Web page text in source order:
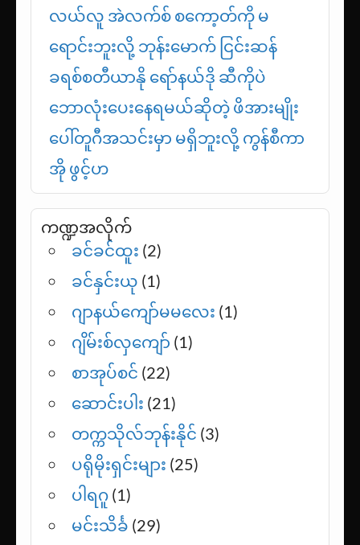
လယ်လူ အဲလက်စ် စကော့တ်ကို မ
ရောင်းဘူးလို့ ဘုန်းမောက် ငြင်းဆန်
ခရစ်စတီယာနို ရော်နယ်ဒို ဆီကိုပဲ
ဘောလုံးပေးနေရမယ်ဆိုတဲ့ ဖိအားမျိုး
ပေါ်တူဂီအသင်းမှာ မရှိဘူးလို့ ကွန်စီကာ
အို ဖွင့်ဟ
ကဏ္ဍအလိုက်
ခင်ခင်ထူး (2)
ခင်နှင်းယု (1)
ဂျာနယ်ကျော်မမလေး (1)
ဂျိမ်းစ်လှကျော် (1)
စာအုပ်စင် (22)
ဆောင်းပါး (21)
တက္ကသိုလ်ဘုန်းနိုင် (3)
ပရိုမိုးရှင်းများ (25)
ပါရဂူ (1)
မင်းသိင်္ခ (29)